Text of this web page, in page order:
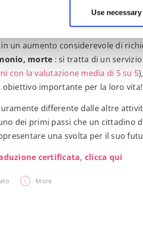
Use
in due Stati, doppio
commerciali
e, appunto,libertà
un aumento considerevole di
morte : si tratta di un
con la valutazione media di 5 su 5
importante per la loro vita!
differente dalle altre
dei primi passi che un cittadino
una svolta per il suo
certificata, clicca qui
More